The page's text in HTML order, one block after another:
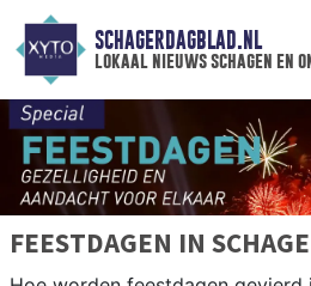
SCHAGERDAGBLAD.NL
lokaal nieuws schagen en
FEESTDAGEN IN